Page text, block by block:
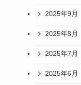
2025年9月
2025年8月
2025年7月
2025年6月